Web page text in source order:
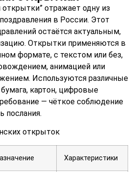
отражает одну из
в России. Этот
остаётся актуальным,
Открытки применяются в
формате, с текстом или без,
анимацией или
Используются различные
картон, цифровые
— чёткое соблюдение
послания.
открыток
Характеристики